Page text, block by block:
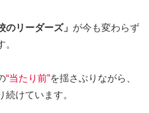
のリーダーズ」 が今も変わらず
“当たり前”を揺さぶりながら、
続けています。